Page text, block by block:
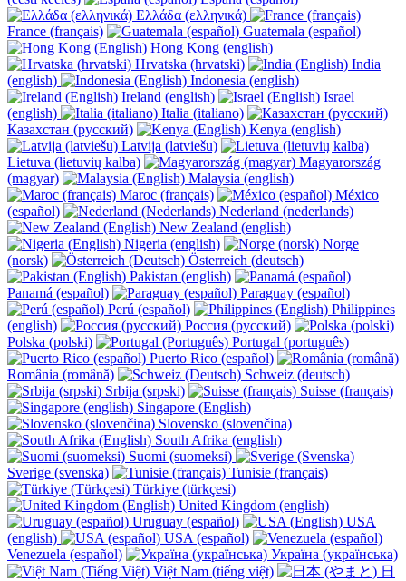
Ελλάδα (ελληνικά)
France (français)
Guatemala (español)
Hong Kong (english)
Hrvatska (hrvatski)
India
(english)
Indonesia (english)
Ireland (english)
Israel
(english)
Italia (italiano)
Казахстан (русский)
Kenya (english)
Latvija (latviešu)
Lietuva (lietuvių kalba)
Magyarország
(magyar)
Malaysia (english)
Maroc (français)
México
(español)
Nederland (nederlands)
New Zealand (english)
Nigeria (english)
Norge
(norsk)
Österreich (deutsch)
Pakistan (english)
Panamá (español)
Paraguay (español)
Perú (español)
Philippines
(english)
Россия (русский)
Polska (polski)
Portugal (português)
Puerto Rico (español)
România (română)
Schweiz (deutsch)
Srbija (srpski)
Suisse (français)
Singapore (English)
Slovensko (slovenčina)
South Afrika (english)
Suomi (suomeksi)
Sverige (svenska)
Tunisie (français)
Türkiye (türkçesi)
United Kingdom (english)
Uruguay (español)
USA
(english)
USA (español)
Venezuela (español)
Україна (українська)
Việt Nam (tiếng việt)
日